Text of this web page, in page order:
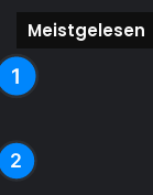
Meistgelesen